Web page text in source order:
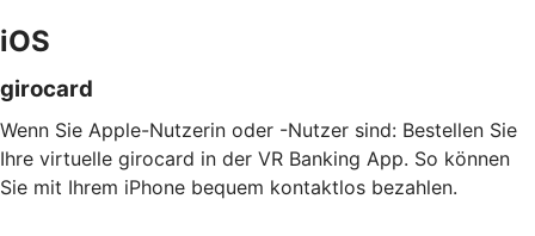
iOS
girocard
Wenn Sie Apple-Nutzerin oder -Nutzer sind: Bestellen Sie
Ihre virtuelle girocard in der VR Banking App. So können
Sie mit Ihrem iPhone bequem kontaktlos bezahlen.